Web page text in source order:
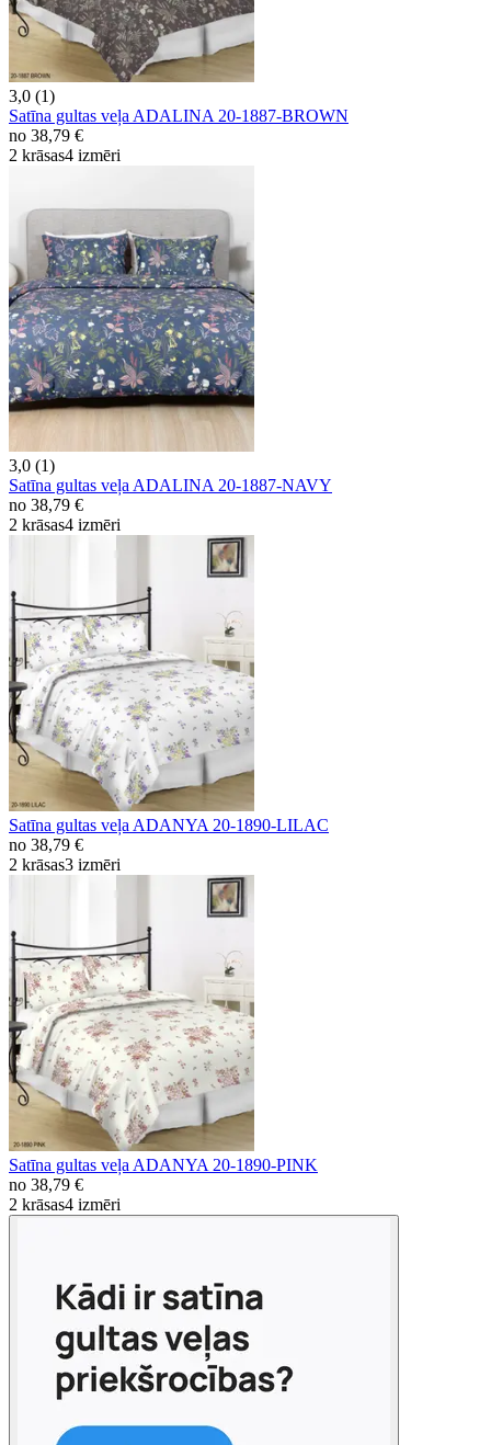
3,0 (1)
Satīna gultas veļa ADALINA 20-1887-BROWN
no 38,79 €
2 krāsas4 izmēri
3,0 (1)
Satīna gultas veļa ADALINA 20-1887-NAVY
no 38,79 €
2 krāsas4 izmēri
Satīna gultas veļa ADANYA 20-1890-LILAC
no 38,79 €
2 krāsas3 izmēri
Satīna gultas veļa ADANYA 20-1890-PINK
no 38,79 €
2 krāsas4 izmēri